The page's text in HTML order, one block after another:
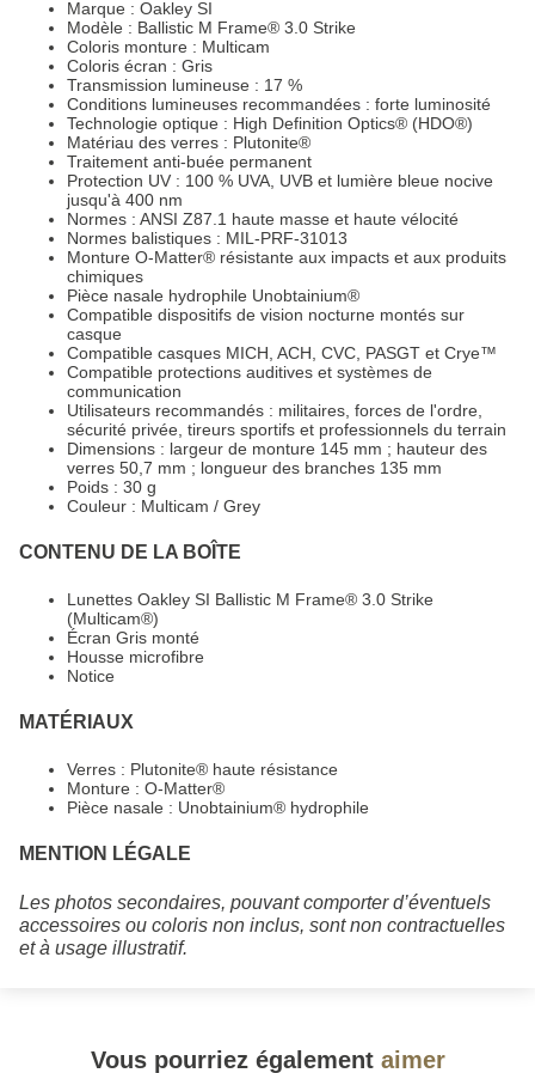
Marque : Oakley SI
Modèle : Ballistic M Frame® 3.0 Strike
Coloris monture : Multicam
Coloris écran : Gris
Transmission lumineuse : 17 %
Conditions lumineuses recommandées : forte luminosité
Technologie optique : High Definition Optics® (HDO®)
Matériau des verres : Plutonite®
Traitement anti-buée permanent
Protection UV : 100 % UVA, UVB et lumière bleue nocive
jusqu'à 400 nm
Normes : ANSI Z87.1 haute masse et haute vélocité
Normes balistiques : MIL-PRF-31013
Monture O-Matter® résistante aux impacts et aux produits
chimiques
Pièce nasale hydrophile Unobtainium®
Compatible dispositifs de vision nocturne montés sur
casque
Compatible casques MICH, ACH, CVC, PASGT et Crye™
Compatible protections auditives et systèmes de
communication
Utilisateurs recommandés : militaires, forces de l'ordre,
sécurité privée, tireurs sportifs et professionnels du terrain
Dimensions : largeur de monture 145 mm ; hauteur des
verres 50,7 mm ; longueur des branches 135 mm
Poids : 30 g
Couleur : Multicam / Grey
CONTENU DE LA BOÎTE
Lunettes Oakley SI Ballistic M Frame® 3.0 Strike
(Multicam®)
Écran Gris monté
Housse microfibre
Notice
MATÉRIAUX
Verres : Plutonite® haute résistance
Monture : O-Matter®
Pièce nasale : Unobtainium® hydrophile
MENTION LÉGALE
Les photos secondaires, pouvant comporter d’éventuels
accessoires ou coloris non inclus, sont non contractuelles
et à usage illustratif.
Vous pourriez également aimer